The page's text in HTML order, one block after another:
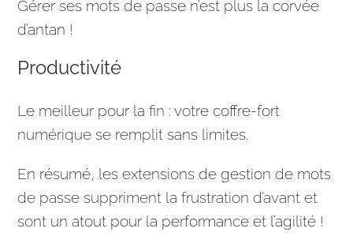
Gérer ses mots de passe n’est plus la corvée
d’antan !
Productivité
Le meilleur pour la fin : votre coffre-fort
numérique se remplit sans limites.
En résumé, les extensions de gestion de mots
de passe suppriment la frustration d’avant et
sont un atout pour la performance et l’agilité !